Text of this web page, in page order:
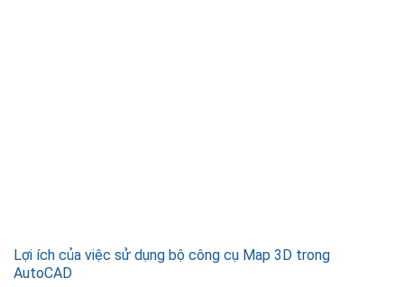
Lợi ích của việc sử dụng bộ công cụ Map 3D trong
AutoCAD